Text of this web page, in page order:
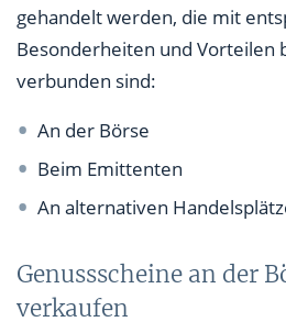
gehandelt werden, die mit
Besonderheiten und Vorteilen
verbunden sind:
An der Börse
Beim Emittenten
An alternativen
Genussscheine an der
verkaufen